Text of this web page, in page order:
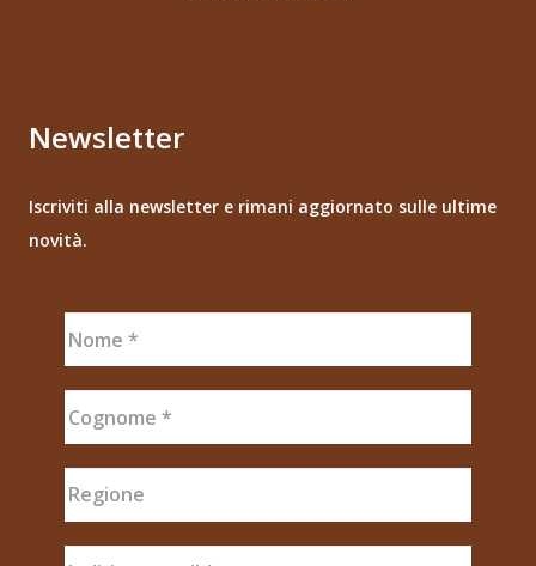
Newsletter
Iscriviti alla newsletter e rimani aggiornato sulle ultime
novità.